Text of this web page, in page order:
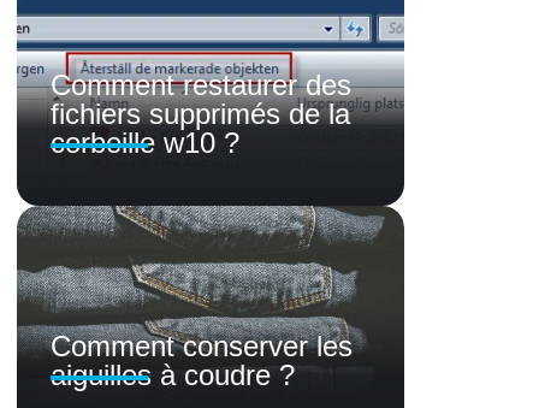
Comment restaurer des
fichiers supprimés de la
corbeille w10 ?
Comment conserver les
aiguilles à coudre ?